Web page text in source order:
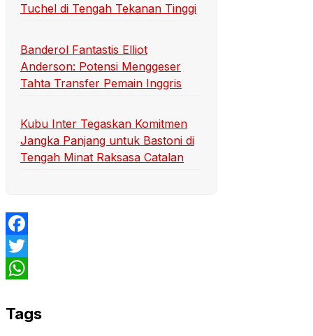
Tuchel di Tengah Tekanan Tinggi
Banderol Fantastis Elliot
Anderson: Potensi Menggeser
Tahta Transfer Pemain Inggris
Kubu Inter Tegaskan Komitmen
Jangka Panjang untuk Bastoni di
Tengah Minat Raksasa Catalan
Facebook
Twitter
Tags